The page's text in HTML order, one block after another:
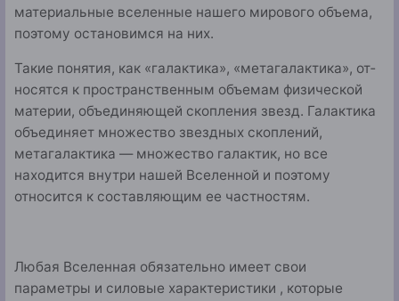
материальные вселенные нашего мирового объема,
поэтому остановимся на них.
Такие понятия, как «галактика», «метагалактика», от­
носятся к пространственным объемам физической
мате­рии, объединяющей скопления звезд. Галактика
объединя­ет множество звездных скоплений,
метагалактика — мно­жество галактик, но все
находится внутри нашей Вселен­ной и поэтому
относится к составляющим ее частностям.
Любая Вселенная обязательно имеет свои
параметры и силовые характеристики , которые